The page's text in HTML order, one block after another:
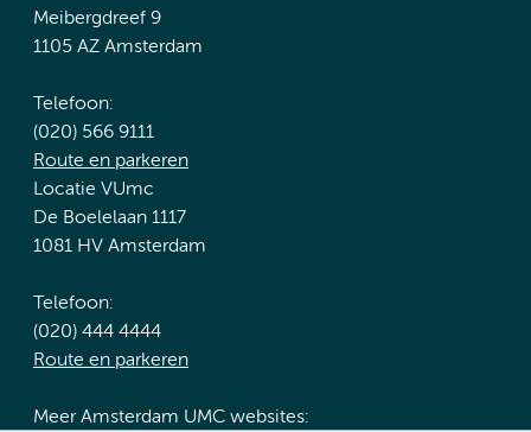
Meibergdreef 9
1105 AZ Amsterdam
Telefoon:
(020) 566 9111
Route en parkeren
Locatie VUmc
De Boelelaan 1117
1081 HV Amsterdam
Telefoon:
(020) 444 4444
Route en parkeren
Meer Amsterdam UMC websites: